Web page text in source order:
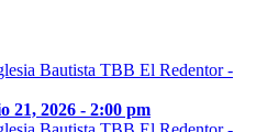
21, 2026 - 2:00 pm